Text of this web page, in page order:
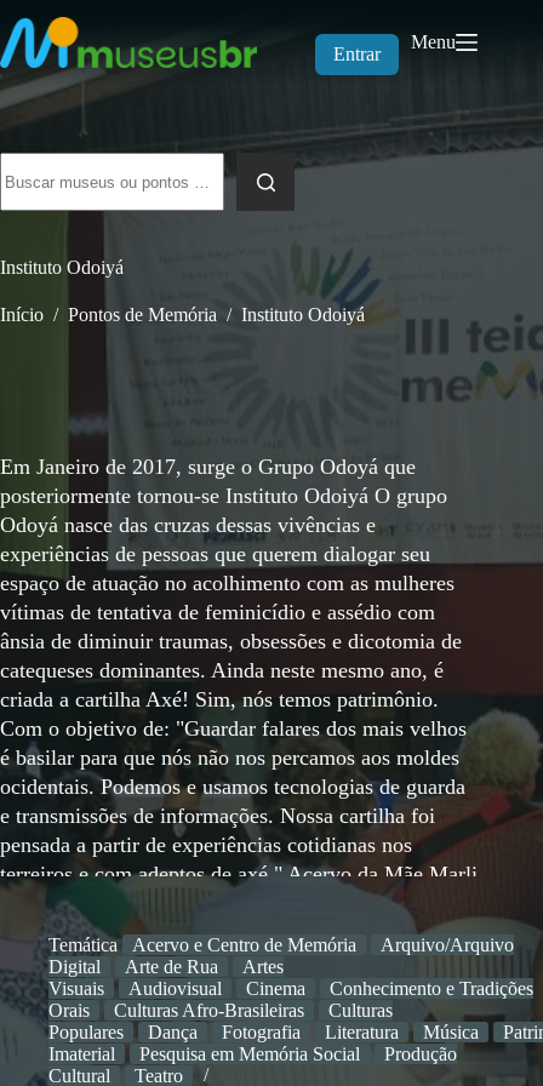
para
o
conteúdo
Entrar
Menu
resultados
Instituto Odoiyá
Início / Pontos de Memória / Instituto Odoiyá
Em Janeiro de 2017, surge o Grupo Odoyá que
posteriormente tornou-se Instituto Odoiyá O grupo
Odoyá nasce das cruzas dessas vivências e
experiências de pessoas que querem dialogar seu
espaço de atuação no acolhimento com as mulheres
vítimas de tentativa de feminicídio e assédio com
ânsia de diminuir traumas, obsessões e dicotomia de
catequeses dominantes. Ainda neste mesmo ano, é
criada a cartilha Axé! Sim, nós temos patrimônio.
Com o objetivo de: "Guardar falares dos mais velhos
é basilar para que nós não nos percamos aos moldes
ocidentais. Podemos e usamos tecnologias de guarda
e transmissões de informações. Nossa cartilha foi
pensada a partir de experiências cotidianas nos
terreiros e com adeptos de axé." Acervo da Mãe Marli
Seguindo o propósito da Cartilha, realiza-se a
catalogação do Acervo da Mãe Marli a fim de
resgatar e registrar nosso Patrimônio Afro-Brasileiro.
História, tradição e oralidade na cultura Yorubá Roda
de Conversa realizada pelo Laboratório de Estudos
Pós-Coloniais e Decoloniais AYA do Centro de
Ciências Humanas e da Educação - FAED na
Temática Acervo e Centro de Memória
Arquivo/Arquivo
Digital
Arte de Rua
Artes
Visuais
Audiovisual Cinema
Conhecimento e Tradições
Orais
Culturas Afro-Brasileiras
Culturas
Populares
Dança Fotografia Literatura Música
Imaterial
Pesquisa em Memória Social
Produção
Cultural
Teatro